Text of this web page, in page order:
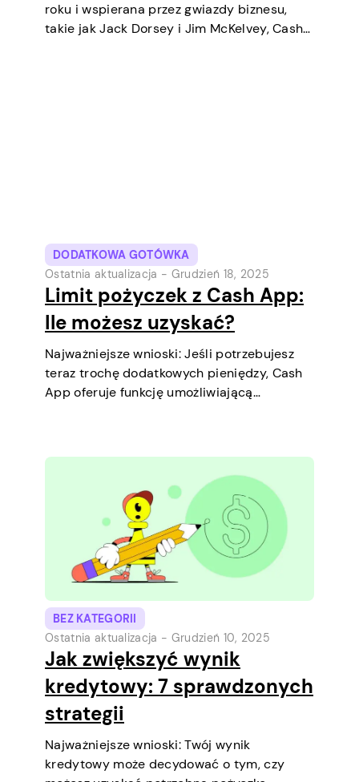
roku i wspierana przez gwiazdy biznesu,
takie jak Jack Dorsey i Jim McKelvey, Cash
DODATKOWA GOTÓWKA
Ostatnia aktualizacja - Grudzień 18, 2025
Limit pożyczek z Cash App:
Ile możesz uzyskać?
Najważniejsze wnioski: Jeśli potrzebujesz
teraz trochę dodatkowych pieniędzy, Cash
App oferuje funkcję umożliwiającą
jak działa pożyczka oraz co możesz zrobić,
BEZ KATEGORII
Ostatnia aktualizacja - Grudzień 10, 2025
Jak zwiększyć wynik
kredytowy: 7 sprawdzonych
strategii
Najważniejsze wnioski: Twój wynik
kredytowy może decydować o tym, czy